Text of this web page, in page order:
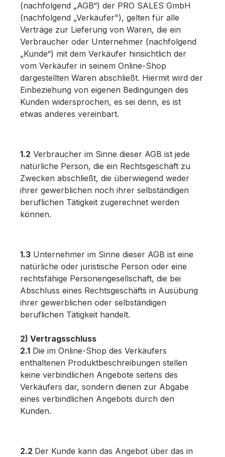
(nachfolgend „AGB“) der PRO SALES GmbH
(nachfolgend „Verkäufer"), gelten für alle
Verträge zur Lieferung von Waren, die ein
Verbraucher oder Unternehmer (nachfolgend
„Kunde“) mit dem Verkäufer hinsichtlich der
vom Verkäufer in seinem Online-Shop
dargestellten Waren abschließt. Hiermit wird der
Einbeziehung von eigenen Bedingungen des
Kunden widersprochen, es sei denn, es ist
etwas anderes vereinbart.
1.2 Verbraucher im Sinne dieser AGB ist jede
natürliche Person, die ein Rechtsgeschäft zu
Zwecken abschließt, die überwiegend weder
ihrer gewerblichen noch ihrer selbständigen
beruflichen Tätigkeit zugerechnet werden
können.
1.3 Unternehmer im Sinne dieser AGB ist eine
natürliche oder juristische Person oder eine
rechtsfähige Personengesellschaft, die bei
Abschluss eines Rechtsgeschäfts in Ausübung
ihrer gewerblichen oder selbständigen
beruflichen Tätigkeit handelt.
2) Vertragsschluss
2.1 Die im Online-Shop des Verkäufers
enthaltenen Produktbeschreibungen stellen
keine verbindlichen Angebote seitens des
Verkäufers dar, sondern dienen zur Abgabe
eines verbindlichen Angebots durch den
Kunden.
2.2 Der Kunde kann das Angebot über das in